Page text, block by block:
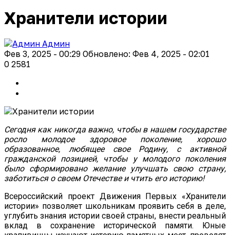
Хранители истории
Админ
Фев 3, 2025 - 00:29 Обновлено: Фев 4, 2025 - 02:01
0 2581
Сегодня как никогда важно, чтобы в нашем государстве
росло молодое здоровое поколение, хорошо
образованное, любящее свое Родину, с активной
гражданской позицией, чтобы у молодого поколения
было сформировано желание улучшать свою страну,
заботиться о своем Отечестве и чтить его историю!
Всероссийский проект Движения Первых «Хранители
истории» позволяет школьникам проявить себя в деле,
углубить знания истории своей страны, внести реальный
вклад в сохранение исторической памяти. Юные